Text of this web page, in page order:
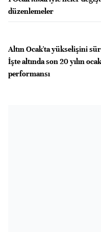
düzenlemeler
Altın Ocak'ta yükselişini
İşte altında son 20 yılın
performansı